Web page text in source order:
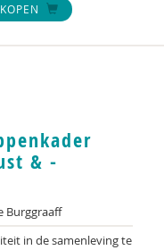
KOPEN
& -
Burggraaff
in de samenleving te